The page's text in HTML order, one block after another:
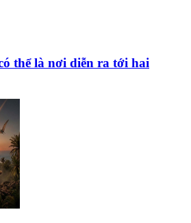
thể là nơi diễn ra tới hai